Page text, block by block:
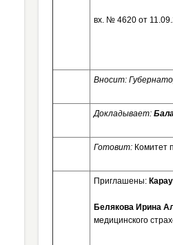
вх. № 4620 от
Вносит:
Докладывает:
Готовит: Комитет
Приглашены:
Белякова Ирина
медицинского